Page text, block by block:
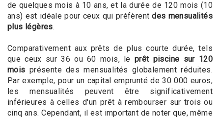
de quelques mois à 10 ans, et la durée de 120 mois (10
ans) est idéale pour ceux qui préfèrentdes mensualités
plus légères.
Comparativement aux prêts de plus courte durée, tels
que ceux sur 36 ou 60 mois, le prêt piscine sur 120
mois présente des mensualités globalement réduites.
Par exemple, pour un capital emprunté de 30 000 euros,
les mensualités peuvent être significativement
inférieures à celles d'un prêt à rembourser sur trois ou
cinq ans. Cependant, il est important de noter que, même